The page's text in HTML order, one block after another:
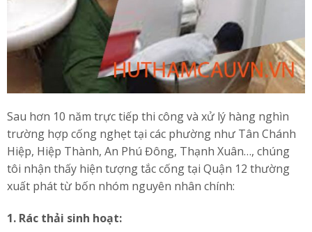
Sau hơn 10 năm trực tiếp thi công và xử lý hàng nghìn
trường hợp cống nghẹt tại các phường như Tân Chánh
Hiệp, Hiệp Thành, An Phú Đông, Thạnh Xuân…, chúng
tôi nhận thấy hiện tượng tắc cống tại Quận 12 thường
xuất phát từ bốn nhóm nguyên nhân chính:
1. Rác thải sinh hoạt: